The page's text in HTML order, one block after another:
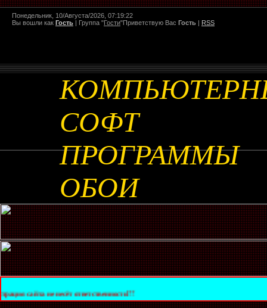
Понедельник, 10/Августа/2026, 07:19:22
Вы вошли как Гость | Группа "Гости"Приветствую Вас Гость | RSS
СОФТ
ПРОГРАММЫ
ОБОИ
несёт ответственности!!!